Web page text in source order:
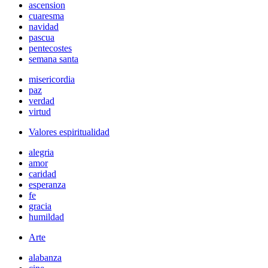
ascension
cuaresma
navidad
pascua
pentecostes
semana santa
misericordia
paz
verdad
virtud
Valores espiritualidad
alegria
amor
caridad
esperanza
fe
gracia
humildad
Arte
alabanza